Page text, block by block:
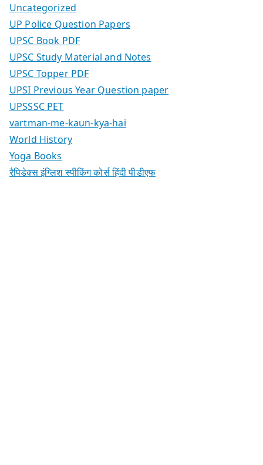
Uncategorized
UP Police Question Papers
UPSC Book PDF
UPSC Study Material and Notes
UPSC Topper PDF
UPSI Previous Year Question paper
UPSSSC PET
vartman-me-kaun-kya-hai
World History
Yoga Books
रैपिडेक्स इंग्लिश स्पीकिंग कोर्स हिंदी पीडीएफ